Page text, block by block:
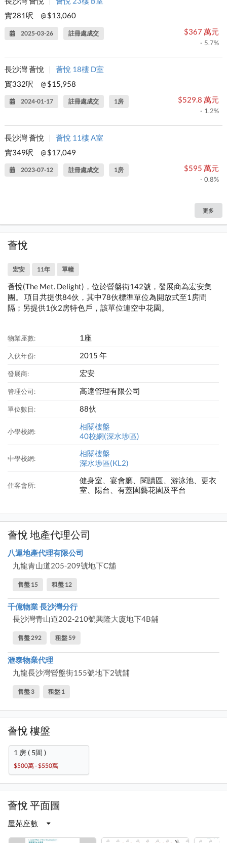
實281呎
@ $13,060
2025-03-26 註冊處成交 $367 萬元
- 5.7%
長沙灣 薈悅 |
薈悅 18樓 D室
實332呎
@ $15,958
2024-01-17 註冊處成交 1房 $529.8 萬元
- 1.2%
長沙灣 薈悅 |
薈悅 11樓 A室
實349呎
@ $17,049
2023-07-12 註冊處成交 1房 $595 萬元
- 0.8%
更多
薈悅
宏安 11年 單幢
薈悅(The Met. Delight)，位於營盤街142號，發展商為宏安集
團。 項目共提供84伙，其中78伙標準單位為開放式至1房間
隔；另提供1伙2房特色戶，該單位連空中花園。
物業座數: 1座
入伙年份: 2015 年
發展商: 宏安
管理公司: 高達管理有限公司
單位數目: 88伙
小學校網:
相關樓盤
40校網(深水埗區)
中學校網:
相關樓盤
深水埗區(KL2)
住客會所:
健身室、宴會廳、閱讀區、游泳池、更衣
室、陽台、有蓋園藝花園及平台
薈悅 地產代理公司
八運地產代理有限公司
九龍青山道205-209號地下C舖
售盤 15 租盤 12
千億物業 長沙灣分行
長沙灣青山道202-210號興隆大廈地下4B舖
售盤 292 租盤 59
滙泰物業代理
九龍長沙灣營盤街155號地下2號舖
售盤 3 租盤 1
薈悅 樓盤
1 房 ( 5間 )
$500萬 - $550萬
薈悅 平面圖
屋苑座數